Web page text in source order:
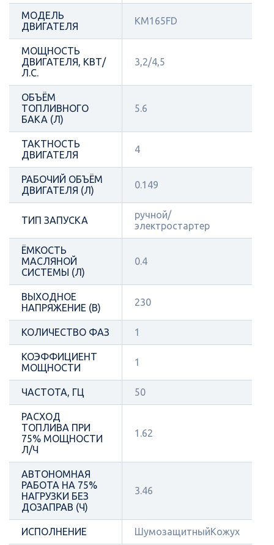
МОДЕЛЬ
ДВИГАТЕЛЯ
KM165FD
МОЩНОСТЬ
ДВИГАТЕЛЯ, КВТ/
Л.С.
3,2/4,5
ОБЪЁМ
ТОПЛИВНОГО
БАКА (Л)
5.6
ТАКТНОСТЬ
ДВИГАТЕЛЯ
4
РАБОЧИЙ ОБЪЁМ
ДВИГАТЕЛЯ (Л)
0.149
ТИП ЗАПУСКА
ручной/
электростартер
ЁМКОСТЬ
МАСЛЯНОЙ
СИСТЕМЫ (Л)
0.4
ВЫХОДНОЕ
НАПРЯЖЕНИЕ (В)
230
КОЛИЧЕСТВО ФАЗ 1
КОЭФФИЦИЕНТ
МОЩНОСТИ
1
ЧАСТОТА, ГЦ 50
РАСХОД
ТОПЛИВА ПРИ
75% МОЩНОСТИ
Л/Ч
1.62
АВТОНОМНАЯ
РАБОТА НА 75%
НАГРУЗКИ БЕЗ
ДОЗАПРАВ (Ч)
3.46
ИСПОЛНЕНИЕ ШумозащитныйКожух